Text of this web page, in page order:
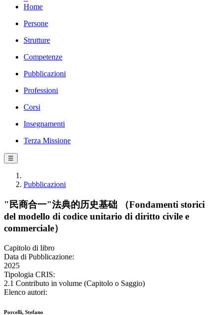
Home
Persone
Strutture
Competenze
Pubblicazioni
Professioni
Corsi
Insegnamenti
Terza Missione
☰
Pubblicazioni
"民商合一"法典的历史基础 （Fondamenti storici
del modello di codice unitario di diritto civile e
commerciale）
Capitolo di libro
Data di Pubblicazione:
2025
Tipologia CRIS:
2.1 Contributo in volume (Capitolo o Saggio)
Elenco autori:
Porcelli, Stefano